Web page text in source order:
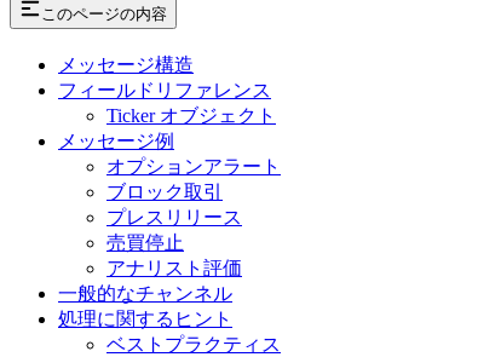
このページの内容
メッセージ構造
フィールドリファレンス
Ticker オブジェクト
メッセージ例
オプションアラート
ブロック取引
プレスリリース
売買停止
アナリスト評価
一般的なチャンネル
処理に関するヒント
ベストプラクティス